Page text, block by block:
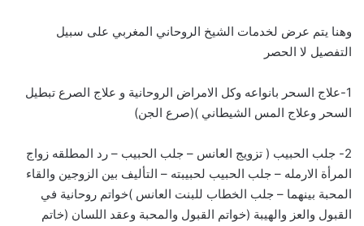
وهنا يتم عرض لخدمات الشيخ الروحاني المغربي على سبيل
التفصيل لا الحصر
1-علاج السحر بانواعه وكل الامراض الروحانية و علاج الصرع تبطيل
السحر وعلاج المس الشيطاني )(صرع الجن)
2- جلب الحبيب ( تزويج العانس – جلب الحبيب – رد المطلقه زواج
المرأة الارمله – جلب الحبيب لحبيبته – التأليف بين الزوجين والقاء
المحبة بينهما – جلب الخطاب للبنت العانس )خواتم روحانية في
القبول والعز والهيبة (خواتم القبول والمحبة وعقد اللسان (خاتم